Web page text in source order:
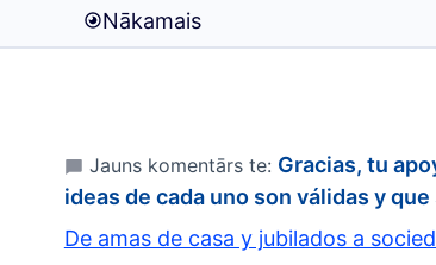
Nākamais
Jauns komentārs te: Gracias, tu
ideas de cada uno son válidas y
De amas de casa y jubilados a